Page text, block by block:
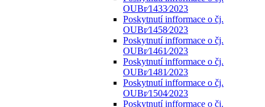
OUBr⁄1433⁄2023
Poskytnutí infformace o čj.
OUBr⁄1458⁄2023
Poskytnutí infformace o čj.
OUBr⁄1461⁄2023
Poskytnutí infformace o čj.
OUBr⁄1481⁄2023
Poskytnutí infformace o čj.
OUBr⁄1504⁄2023
Poskytnutí infformace o čj.